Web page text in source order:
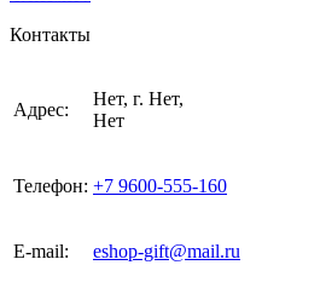
Контакты
Адрес:
Нет, г. Нет,
Нет
Телефон: +7 9600-555-160
E-mail: eshop-gift@mail.ru